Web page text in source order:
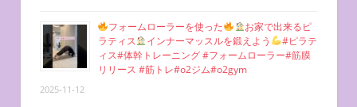
フォームローラーを使った
お家で出来るピ
ラティス
インナーマッスルを鍛えよう
#ピラテ
ィス#体幹トレーニング #フォームローラー#筋膜
リリース #筋トレ#o2ジム#o2gym
2025-11-12